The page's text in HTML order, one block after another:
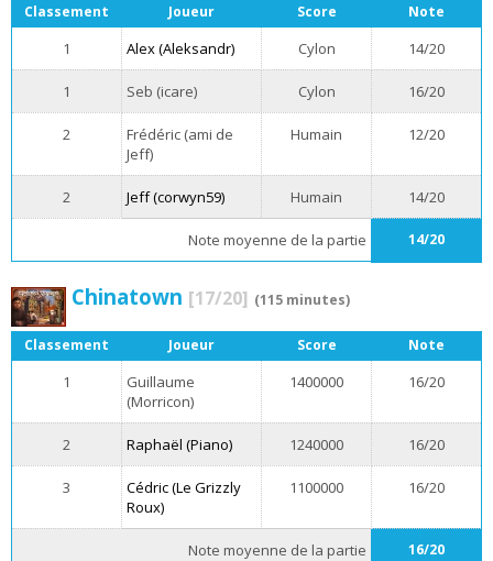
Classement Joueur Score Note
1 Alex (Aleksandr) Cylon 14/20
1 Seb (icare) Cylon 16/20
2
Frédéric (ami de
Jeff)
Humain 12/20
2 Jeff (corwyn59) Humain 14/20
Note moyenne de la partie 14/20
Chinatown [17/20] (115 minutes)
Classement Joueur Score Note
1
Guillaume
(Morricon)
1400000 16/20
2 Raphaël (Piano) 1240000 16/20
3
Cédric (Le Grizzly
Roux)
1100000 16/20
Note moyenne de la partie 16/20